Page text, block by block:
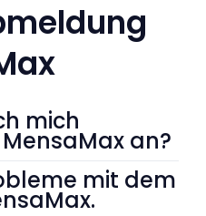
mich
an?
mit dem